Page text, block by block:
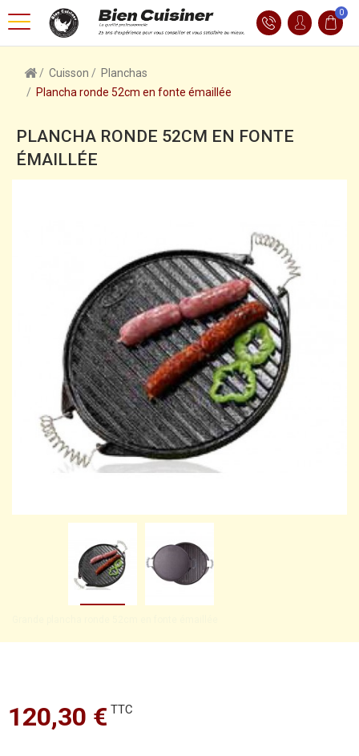
0
Cuisson
Planchas
Plancha ronde 52cm en fonte émaillée
PLANCHA RONDE 52CM EN FONTE
ÉMAILLÉE
120,30 € TTC